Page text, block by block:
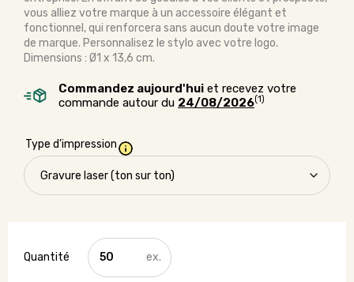
vous alliez votre marque à un accessoire élégant et
fonctionnel, qui renforcera sans aucun doute votre image
de marque. Personnalisez le stylo avec votre logo.
Dimensions : Ø1 x 13,6 cm.
Commandez aujourd'hui et recevez votre
commande autour du 24/08/2026(1)
Type d'impression
quantité
de
Stylo